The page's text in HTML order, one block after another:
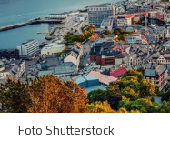
Foto Shutterstock